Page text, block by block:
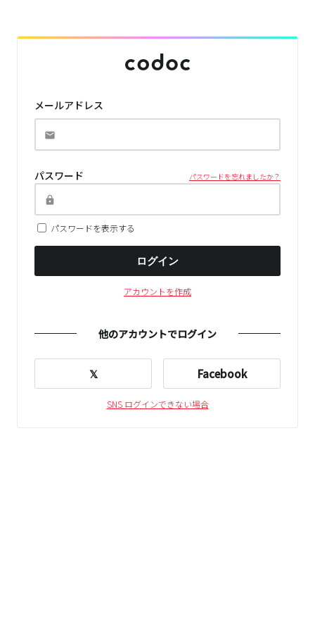
メールアドレス
パスワード パスワードを忘れましたか？
パスワードを表示する
ログイン
アカウントを作成
他のアカウントでログイン
𝕏 Facebook
SNS ログインできない場合